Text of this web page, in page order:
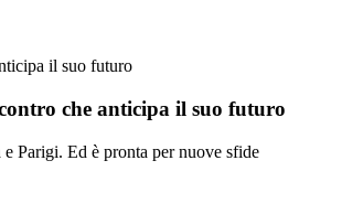
il suo futuro
che anticipa il suo futuro
Parigi. Ed è pronta per nuove sfide